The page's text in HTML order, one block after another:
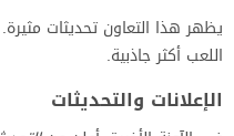
يظهر هذا التعاون تحديثات
اللعب أكثر جاذبية.
الإعلانات والتحديثات